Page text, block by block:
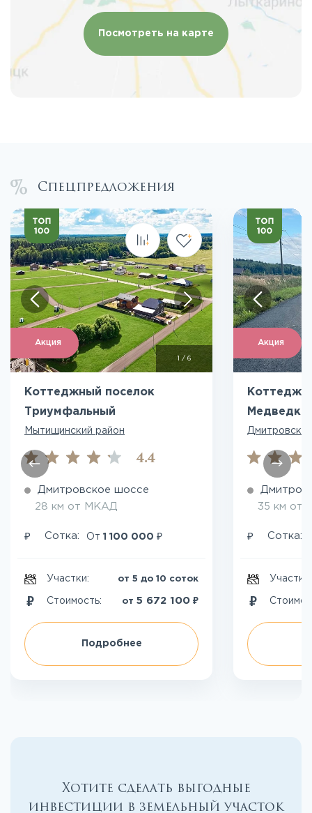
Посмотреть на карте
Спецпредложения
Акция
1 / 6
Коттеджный поселок
Триумфальный
Мытищинский район
4.4
Дмитровское шоссе
28 км от МКАД
₽ Сотка: От 1 100 000 ₽
Участки: от 5 до 10 соток
Стоимость: от 5 672 100 ₽
Подробнее
Акция
Медведки
35 км от
₽ Сотка:
Участки:
Хотите сделать выгодные
инвестиции в земельный участок